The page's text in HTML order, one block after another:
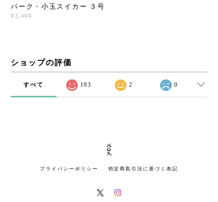
パーク・小玉スイカー ３号
¥2,400
ショップの評価
すべて 193 2 0
プライバシーポリシー 特定商取引法に基づく表記